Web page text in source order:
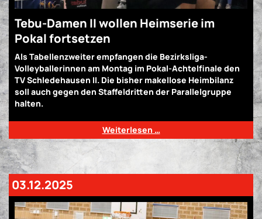
Tebu-Damen II wollen Heimserie im
Pokal fortsetzen
Als Tabellenzweiter empfangen die Bezirksliga-
Volleyballerinnen am Montag im Pokal-Achtelfinale den
TV Schledehausen II. Die bisher makellose Heimbilanz
soll auch gegen den Staffeldritten der Parallelgruppe
halten.
Weiterlesen …
03.12.2025